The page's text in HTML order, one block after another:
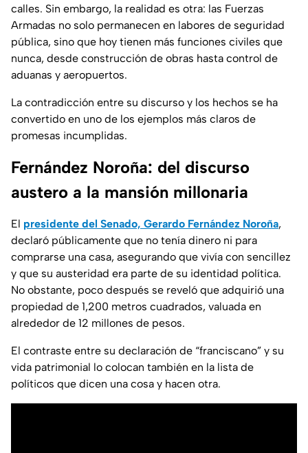
calles. Sin embargo, la realidad es otra: las Fuerzas
Armadas no solo permanecen en labores de seguridad
pública, sino que hoy tienen más funciones civiles que
nunca, desde construcción de obras hasta control de
aduanas y aeropuertos.
La contradicción entre su discurso y los hechos se ha
convertido en uno de los ejemplos más claros de
promesas incumplidas.
Fernández Noroña: del discurso
austero a la mansión millonaria
El presidente del Senado, Gerardo Fernández Noroña,
declaró públicamente que no tenía dinero ni para
comprarse una casa, asegurando que vivía con sencillez
y que su austeridad era parte de su identidad política.
No obstante, poco después se reveló que adquirió una
propiedad de 1,200 metros cuadrados, valuada en
alrededor de 12 millones de pesos.
El contraste entre su declaración de “franciscano” y su
vida patrimonial lo colocan también en la lista de
políticos que dicen una cosa y hacen otra.